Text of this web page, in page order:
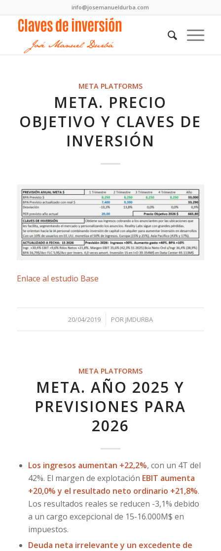
info@josemanueldurba.com
META PLATFORMS
META. PRECIO
OBJETIVO Y CLAVES DE
INVERSIÓN
Enlace al estudio Base
20/04/2019
/ POR JMDURBA
META PLATFORMS
META. AÑO 2025 Y
PREVISIONES PARA
2026
Los ingresos aumentan +22,2%, con un 4T del
42%. El margen de explotación EBIT aumenta
+20,0% y el resultado neto ordinario +21,8%.
Los resultados reales se reducen -3,1% debido
a un cargo excepcional de 15-16.000M$ en
impuestos.
Deuda neta irrelevante y un excedente de